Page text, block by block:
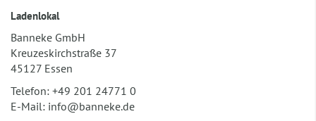
Ladenlokal
Banneke GmbH
Kreuzeskirchstraße 37
45127 Essen
Telefon: +49 201 24771 0
E-Mail: info@banneke.de